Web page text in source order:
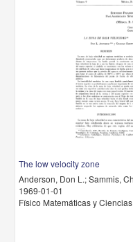
The low velocity zone
Anderson, Don L.; Sammis,
1969-01-01
Físico Matemáticas y